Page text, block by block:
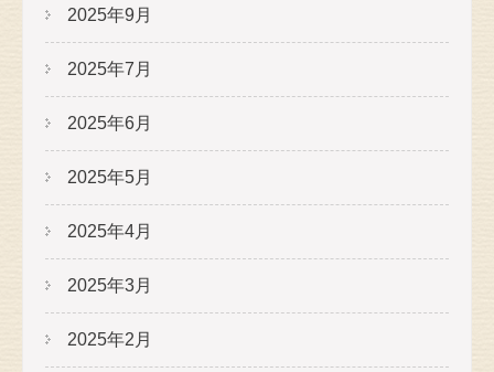
2025年9月
2025年7月
2025年6月
2025年5月
2025年4月
2025年3月
2025年2月